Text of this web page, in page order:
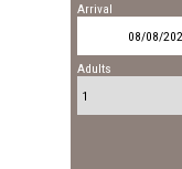
Arrival
Adults